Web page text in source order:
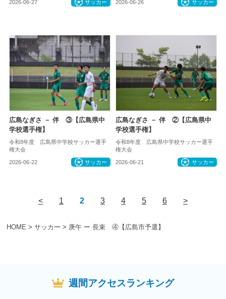
HOME > サッカー > 庚午 ー 長束 ④【広島市予選】
2026-06-27 サッカー 2026-06-26 サッカー
広島なぎさ － 伴 ③【広島県中
学校選手権】
令和8年度 広島県中学校サッカー選手
権大会
2026-06-22 サッカー
広島なぎさ － 伴 ②【広島県中
学校選手権】
令和8年度 広島県中学校サッカー選手
権大会
2026-06-21 サッカー
< 1 2 3 4 5 6 >
週間アクセスランキング